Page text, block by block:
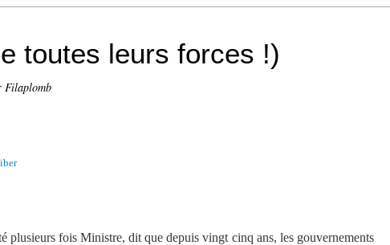
toutes leurs forces !)
Filaplomb
plusieurs fois Ministre, dit que depuis vingt cinq ans, les gouvernements